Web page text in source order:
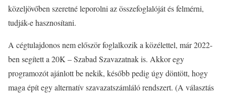
közeljövőben szeretné leporolni az összefoglalóját és felmérni,
tudják-e hasznosítani.
A cégtulajdonos nem először foglalkozik a közélettel, már 2022-
ben segített a 20K – Szabad Szavazatnak is. Akkor egy
programozót ajánlott be nekik, később pedig úgy döntött, hogy
maga épít egy alternatív szavazatszámláló rendszert. (A választás